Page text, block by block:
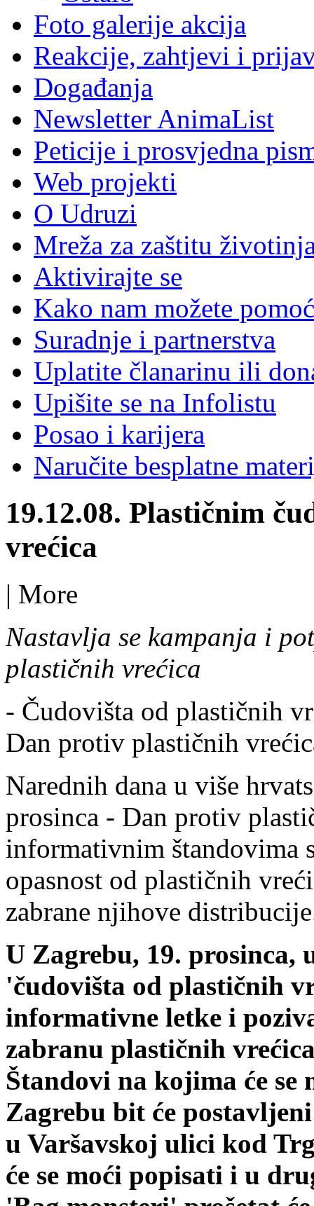
Foto galerije akcija
Reakcije, zahtjevi i
Događanja
Newsletter AnimaList
Peticije i prosvjedna
Web projekti
O Udruzi
Mreža za zaštitu
Aktivirajte se
Kako nam možete
Suradnje i partnerstva
Uplatite članarinu ili
Upišite se na Infolistu
Posao i karijera
Naručite besplatne
19.12.08. Plastičnim
vrećica
| More
Nastavlja se kampanja i
plastičnih vrećica
- Čudovišta od plastičnih
Dan protiv plastičnih
Narednih dana u više
prosinca - Dan protiv
informativnim štandovima
opasnost od plastičnih
zabrane njihove
U Zagrebu, 19. prosinca,
'čudovišta od plastičnih
informativne letke i
zabranu plastičnih
Štandovi na kojima će
Zagrebu bit će
u Varšavskoj ulici kod
će se moći popisati i u